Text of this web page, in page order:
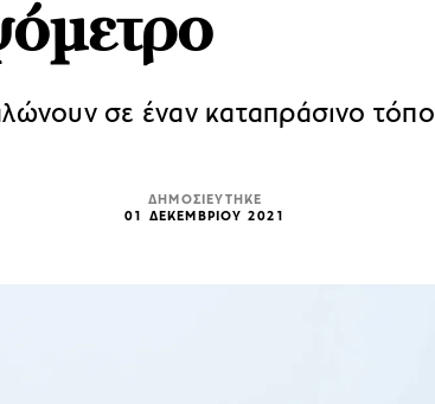
σε έναν καταπράσινο τόπο
ΔΗΜΟΣΙΕΥΤΗΚΕ
01 ΔΕΚΕΜΒΡΙΟΥ 2021